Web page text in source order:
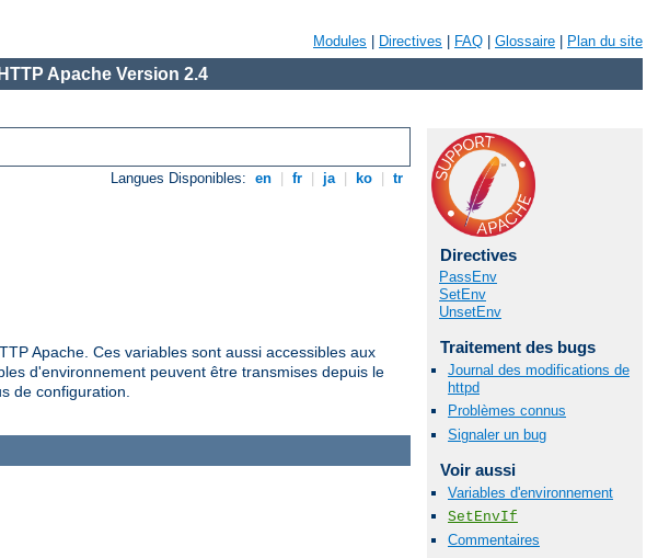
Modules Directives FAQ Glossaire Plan du site
Apache Version 2.4
Langues Disponibles: en fr ja ko tr
Apache. Ces variables sont aussi accessibles aux
d'environnement peuvent être transmises depuis le
de configuration.
Directives
PassEnv
SetEnv
UnsetEnv
Traitement des bugs
Journal des modifications de
httpd
Problèmes connus
Signaler un bug
Voir aussi
Variables d'environnement
SetEnvIf
Commentaires